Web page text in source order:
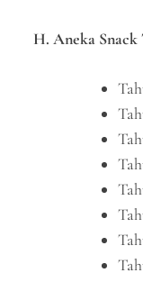
H. Aneka Snack